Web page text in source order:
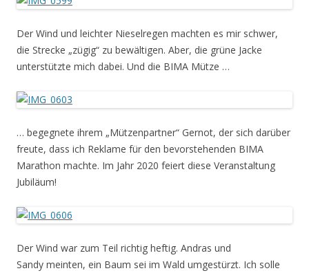
Der Wind und leichter Nieselregen machten es mir schwer,
die Strecke „zügig“ zu bewältigen. Aber, die grüne Jacke
unterstützte mich dabei. Und die BIMA Mütze …
… begegnete ihrem „Mützenpartner“ Gernot, der sich darüber
freute, dass ich Reklame für den bevorstehenden BIMA
Marathon machte. Im Jahr 2020 feiert diese Veranstaltung
Jubiläum!
Der Wind war zum Teil richtig heftig. Andras und
Sandy meinten, ein Baum sei im Wald umgestürzt. Ich solle